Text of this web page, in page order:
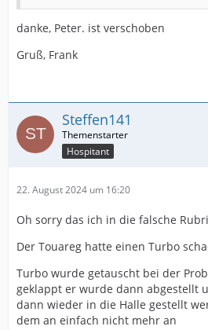
danke, Peter. ist verschoben
Gruß, Frank
Steffen141
Hospitant
22. August 2024 um 16:20
Oh sorry das ich in die falsche
Der Touareg hatte einen Turbo
Turbo wurde getauscht bei der
geklappt er wurde dann abgestellt
dann wieder in die Halle gestellt
dem an einfach nicht mehr an